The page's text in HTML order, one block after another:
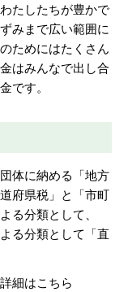
たしたちが豊かで
みまで広い範囲に
ためにはたくさん
はみんなで出し合
です。
体に納める「地方
府県税」と「市町
る分類として、
る分類として「直
細はこちら